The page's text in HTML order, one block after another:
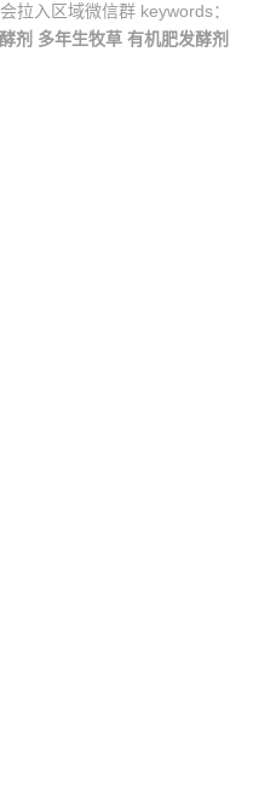
拉入区域微信群 keywords：
剂 多年生牧草 有机肥发酵剂